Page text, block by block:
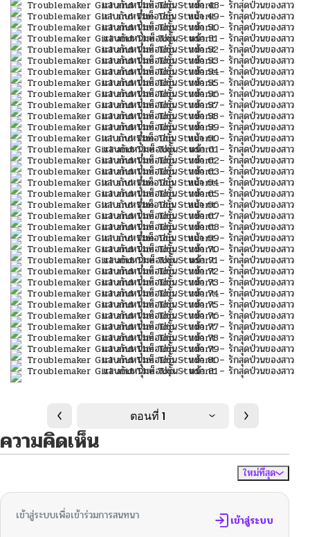
ตอนที่ 1
ความคิดเห็น
ใหม่ที่สุด
เข้าสู่ระบบเพื่อเข้าร่วมการสนทนา เข้าสู่ระบบ